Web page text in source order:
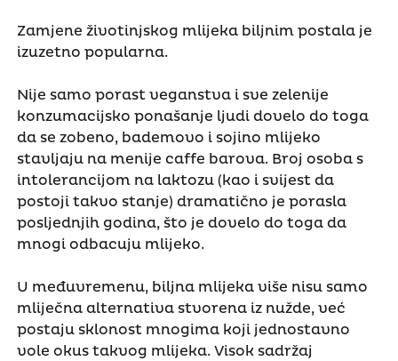
Zamjene životinjskog mlijeka biljnim postala je
izuzetno popularna.
Nije samo porast veganstva i sve zelenije
konzumacijsko ponašanje ljudi dovelo do toga
da se zobeno, bademovo i sojino mlijeko
stavljaju na menije caffe barova. Broj osoba s
intolerancijom na laktozu (kao i svijest da
postoji takvo stanje) dramatično je porasla
posljednjih godina, što je dovelo do toga da
mnogi odbacuju mlijeko.
U međuvremenu, biljna mlijeka više nisu samo
mliječna alternativa stvorena iz nužde, već
postaju sklonost mnogima koji jednostavno
vole okus takvog mlijeka. Visok sadržaj